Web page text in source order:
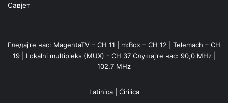
Савјет
Гледајте нас: MagentaTV – CH 11 | m:Box – CH 12 | Telemach – CH
19 | Lokalni multipleks (MUX) - CH 37 Слушајте нас: 90,0 MHz |
102,7 MHz
Latinica| Ćirilica